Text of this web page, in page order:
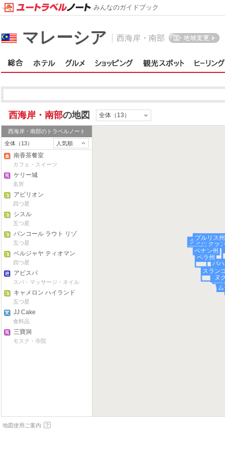
マレーシア 西海岸・南部
西海岸・南部の地図 全体（13）
西海岸・南部のトラベルノート
全体（13）
人気順
南香茶餐室
カフェ・スイーツ
ケリー城
名所
アビリオン
四つ星
シスル
五つ星
パンコール ラウト リゾ
ート
五つ星
ベルジャヤ ティオマン
ビーチ
四つ星
アビスパ
スパ・マッサージ・ネイル
キャメロン ハイランド
リゾート
五つ星
JJ Cake
食料品
三寶洞
モスク・寺院
ク
クダ州 クラ
ヌ
パ
ペナン州
ペラ州
プルリス州
スラン
地図使用ご案内
みんなのガイドブック